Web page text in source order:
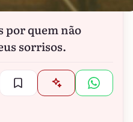
por quem não
sorrisos.